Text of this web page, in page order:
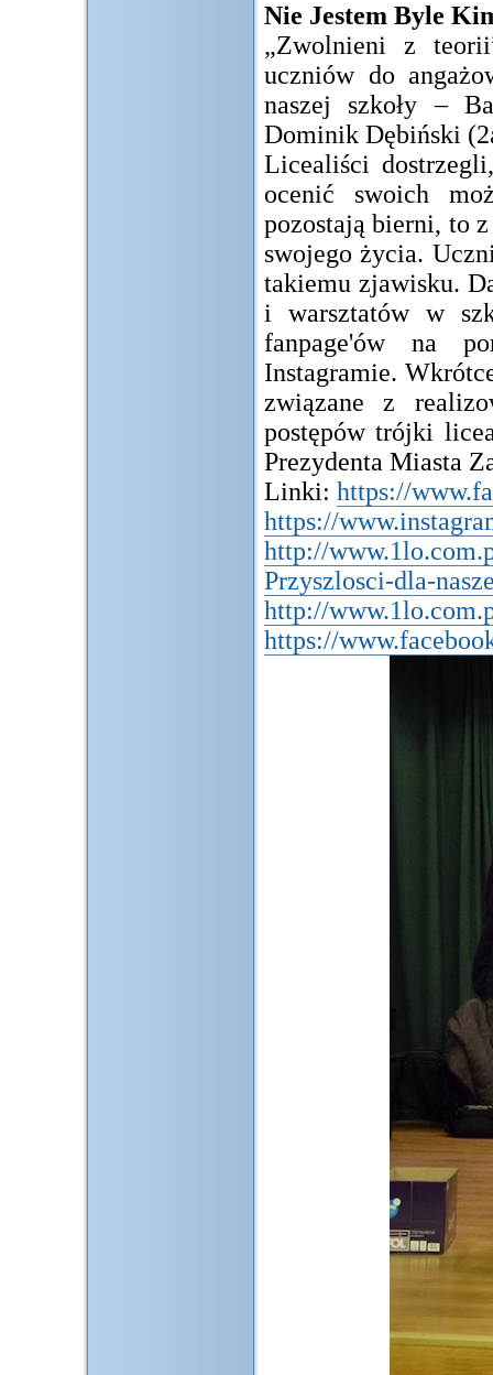
Nie Jestem Byle
„Zwolnieni z
uczniów do
naszej szkoły –
Dominik Dębiński
Licealiści
ocenić swoich
pozostają bierni, to
swojego życia.
takiemu zjawisku.
i warsztatów w
fanpage'ów na
Instagramie.
związane z
postępów trójki
Prezydenta Miasta
Linki: https://
https://
http://
Przyszlosci-dla-
http://
https://